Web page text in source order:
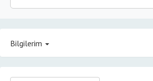
Bilgilerim